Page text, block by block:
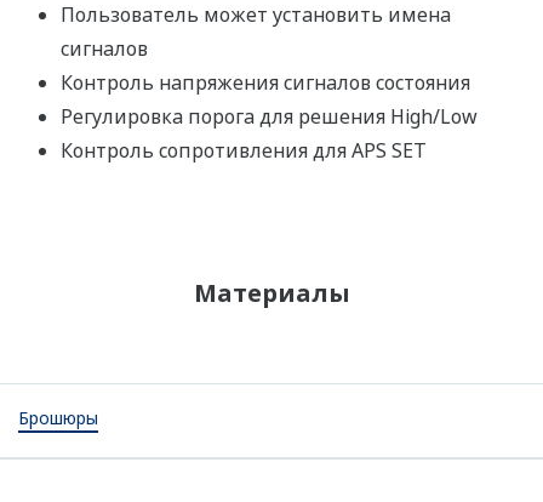
Пользователь может установить имена
сигналов
Контроль напряжения сигналов состояния
Регулировка порога для решения High/Low
Контроль сопротивления для APS SET
Материалы
Брошюры